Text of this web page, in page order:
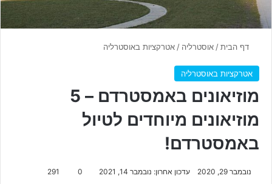
דף הבית/אוסטרליה /אטרקציות באוסטרליה
אטרקציות באוסטרליה
מוזיאונים באמסטרדם – 5
מוזיאונים מיוחדים לטיול
באמסטרדם!
נובמבר 29, 2020 עדכון אחרון: נובמבר 14, 2021 0
291